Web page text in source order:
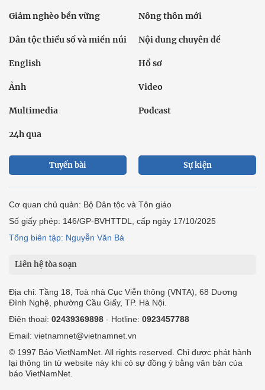
Giảm nghèo bền vững Nông thôn mới
Dân tộc thiểu số và miền núi Nội dung chuyên đề
English Hồ sơ
Ảnh Video
Multimedia Podcast
24h qua
Tuyến bài Sự kiện
Cơ quan chủ quản: Bộ Dân tộc và Tôn giáo
Số giấy phép: 146/GP-BVHTTDL, cấp ngày 17/10/2025
Tổng biên tập: Nguyễn Văn Bá
Liên hệ tòa soạn
Địa chỉ: Tầng 18, Toà nhà Cục Viễn thông (VNTA), 68 Dương
Đình Nghệ, phường Cầu Giấy, TP. Hà Nội.
Điện thoại: 02439369898 - Hotline: 0923457788
Email: vietnamnet@vietnamnet.vn
© 1997 Báo VietNamNet. All rights reserved. Chỉ được phát hành
lại thông tin từ website này khi có sự đồng ý bằng văn bản của
báo VietNamNet.